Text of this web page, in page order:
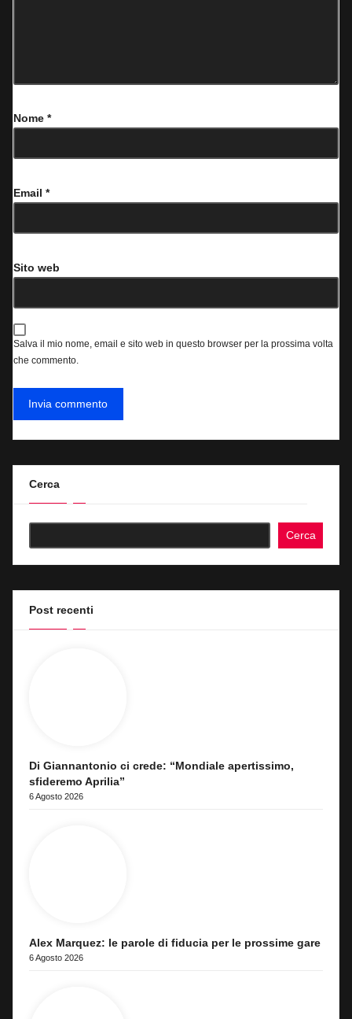
Nome *
Email *
Sito web
Salva il mio nome, email e sito web in questo browser per la prossima volta
che commento.
Cerca
Cerca
Post recenti
Di Giannantonio ci crede: “Mondiale apertissimo,
sfideremo Aprilia”
6 Agosto 2026
Alex Marquez: le parole di fiducia per le prossime gare
6 Agosto 2026